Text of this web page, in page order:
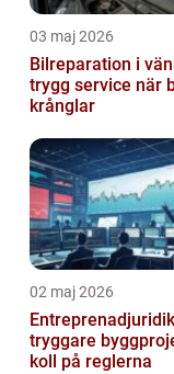
03 maj 2026
Bilreparation i
trygg service när
krånglar
02 maj 2026
Entreprenadjuridik
tryggare
koll på reglerna